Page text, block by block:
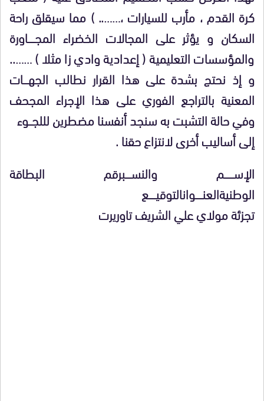
كرة القدم ، مأرب للسيارات ،…….. ) مما سيقلق راحة
السكان و يؤثر على المجالات الخضراء المجــــــاورة
والمؤسسات التعليمية ( إعدادية وادي زا مثلا ) ……..
و إذ نحتج بشدة على هذا القرار نطالب الجهــــات
المعنية بالتراجع الفوري على هذا الإجراء المجحف
وفي حالة التشبت به سنجد أنفسنا مضطرين لللجـــوء
إلى أساليب أخرى لانتزاع حقنا .
الإســــــــم والنســـــبرقم البطاقة
الوطنيةالعنــــــوانالتوقيــــــع
تجزئة مولاي علي الشريف تاوريرت